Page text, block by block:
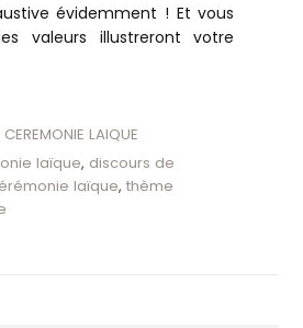
évidemment ! Et vous
valeurs illustreront votre
CEREMONIE LAIQUE
laïque, discours de
laïque,thème